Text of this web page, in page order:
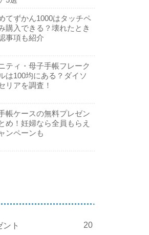
てずかん1000はタッチペ
購入できる？壊れたとき
事項も紹介
ティ・母子手帳フレーク
は100均にある？ダイソ
リアを調査！
帳ケースの無料プレゼン
め！妊婦なら全員もらえ
ンペーンも
ト 20